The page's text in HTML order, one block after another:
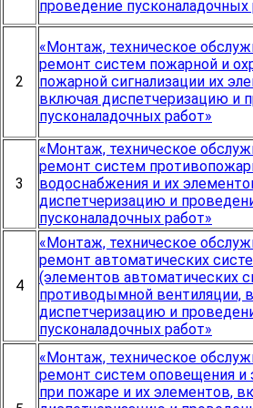
проведение пусконаладочных
2
«Монтаж, техническое
ремонт систем пожарной и
пожарной сигнализации их
включая диспетчеризацию и
пусконаладочных работ»
3
«Монтаж, техническое
ремонт систем
водоснабжения и их
диспетчеризацию и
пусконаладочных работ»
4
«Монтаж, техническое
ремонт автоматических
(элементов автоматических
противодымной вентиляции,
диспетчеризацию и
пусконаладочных работ»
«Монтаж, техническое
ремонт систем оповещения и
при пожаре и их элементов,